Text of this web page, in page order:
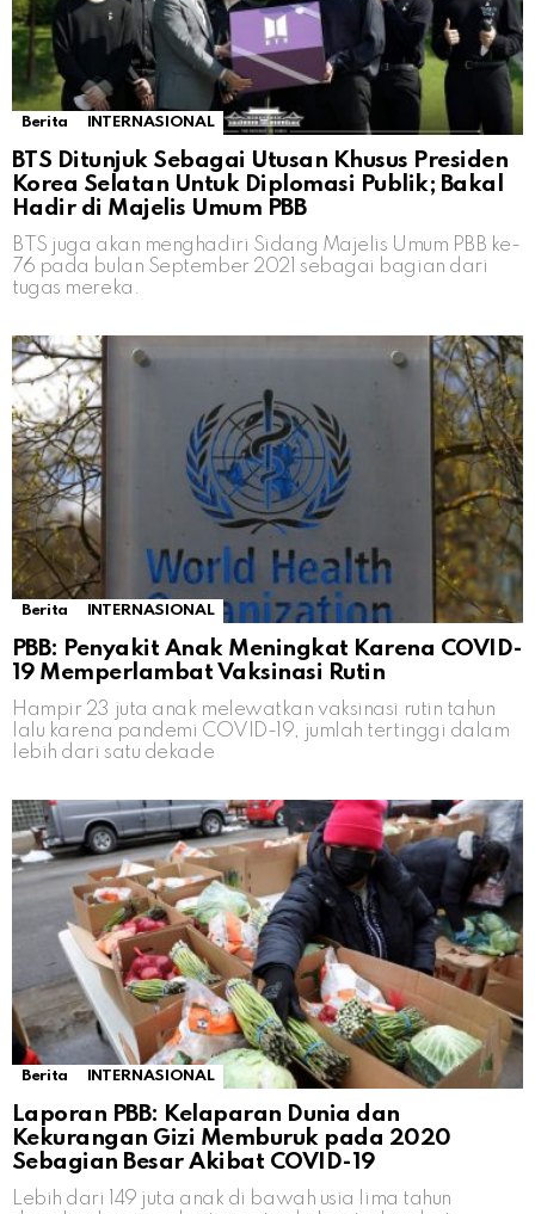
Berita INTERNASIONAL
BTS Ditunjuk Sebagai Utusan Khusus Presiden
Korea Selatan Untuk Diplomasi Publik; Bakal
Hadir di Majelis Umum PBB
BTS juga akan menghadiri Sidang Majelis Umum PBB ke-
76 pada bulan September 2021 sebagai bagian dari
tugas mereka.
Berita INTERNASIONAL
PBB: Penyakit Anak Meningkat Karena COVID-
19 Memperlambat Vaksinasi Rutin
Hampir 23 juta anak melewatkan vaksinasi rutin tahun
lalu karena pandemi COVID-19, jumlah tertinggi dalam
lebih dari satu dekade
Berita INTERNASIONAL
Laporan PBB: Kelaparan Dunia dan
Kekurangan Gizi Memburuk pada 2020
Sebagian Besar Akibat COVID-19
Lebih dari 149 juta anak di bawah usia lima tahun